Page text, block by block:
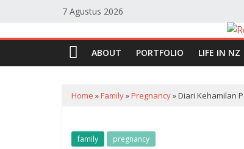
content
7 Agustus 2026
Reisha's
Planet
Reisha
ABOUT PORTFOLIO LIFE IN NZ
Home »Family»Pregnancy»Diari Kehamilan
family pregnancy